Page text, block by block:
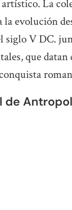
La
evolución
siglo V DC.
que datan
de